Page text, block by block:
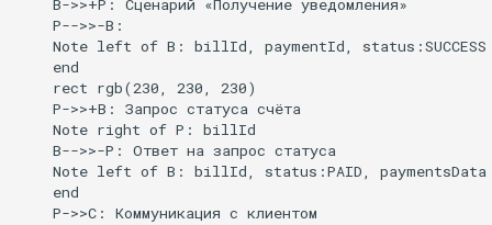
Пэй
    B->>+P: Сценарий «Получение уведомления»
    P-->>-B:
    Note left of B: billId, paymentId, status:SUCCESS
    end
    rect rgb(230, 230, 230)
    P->>+B: Запрос статуса счёта
    Note right of P: billId
    B-->>-P: Ответ на запрос статуса
    Note left of B: billId, status:PAID, paymentsData
    end
    P->>С: Коммуникация с клиентом